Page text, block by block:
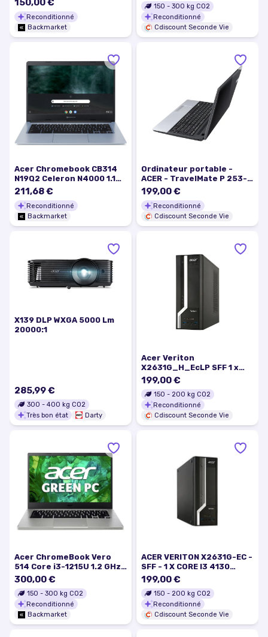
150,00 €
Reconditionné
Backmarket
150 - 300 kg CO2
Reconditionné
Cdiscount Seconde Vie
Acer Chromebook CB314
N19Q2 Celeron N4000 1.1
GHz 32Go eMMC - 4Go
AZERTY - Français
211,68 €
Reconditionné
Backmarket
Ordinateur portable -
ACER - TravelMate P 253-
M-33114G50Mnks - Intel
Core i3-3110M - 24 GHz - 4
Go RAM
199,00 €
Reconditionné
Cdiscount Seconde Vie
X139 DLP WXGA 5000 Lm
20000:1
285,99 €
300 - 400 kg CO2
Très bon état
Darty
Acer Veriton
X2631G_H_EcLP SFF 1 x
Pentium G3240 - 3.1 GHz
RAM 4 Go HDD 500 Go DVD
SuperMulti HD Graphics
GigE Win 7 Pro 64 bits…
199,00 €
150 - 200 kg CO2
Reconditionné
Cdiscount Seconde Vie
Acer ChromeBook Vero
514 Core i3-1215U 1.2 GHz
128Go SSD - 8Go AZERTY -
Français
300,00 €
150 - 300 kg CO2
Reconditionné
Backmarket
ACER VERITON X2631G-EC -
SFF - 1 X CORE I3 4130…
199,00 €
150 - 200 kg CO2
Reconditionné
Cdiscount Seconde Vie